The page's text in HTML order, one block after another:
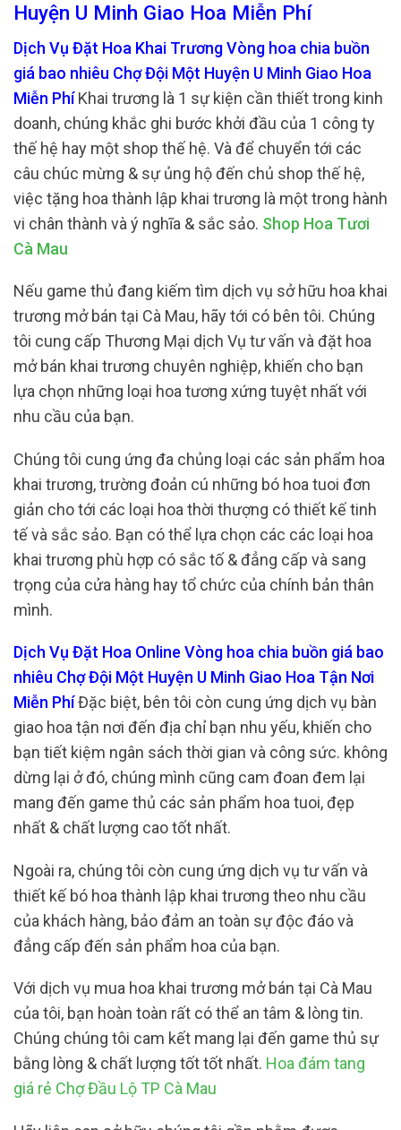
Huyện U Minh Giao Hoa Miễn Phí
Dịch Vụ Đặt Hoa Khai Trương Vòng hoa chia buồn
giá bao nhiêu Chợ Đội Một Huyện U Minh Giao Hoa
Miễn PhíKhai trương là 1 sự kiện cần thiết trong kinh
doanh, chúng khắc ghi bước khởi đầu của 1 công ty
thế hệ hay một shop thế hệ. Và để chuyển tới các
câu chúc mừng & sự ủng hộ đến chủ shop thế hệ,
việc tặng hoa thành lập khai trương là một trong hành
vi chân thành và ý nghĩa & sắc sảo. Shop Hoa Tươi
Cà Mau
Nếu game thủ đang kiếm tìm dịch vụ sở hữu hoa khai
trương mở bán tại Cà Mau, hãy tới có bên tôi. Chúng
tôi cung cấp Thương Mại dịch Vụ tư vấn và đặt hoa
mở bán khai trương chuyên nghiệp, khiến cho bạn
lựa chọn những loại hoa tương xứng tuyệt nhất với
nhu cầu của bạn.
Chúng tôi cung ứng đa chủng loại các sản phẩm hoa
khai trương, trường đoản cú những bó hoa tuoi đơn
giản cho tới các loại hoa thời thượng có thiết kế tinh
tế và sắc sảo. Bạn có thể lựa chọn các các loại hoa
khai trương phù hợp có sắc tố & đẳng cấp và sang
trọng của cửa hàng hay tổ chức của chính bản thân
mình.
Dịch Vụ Đặt Hoa Online Vòng hoa chia buồn giá bao
nhiêu Chợ Đội Một Huyện U Minh Giao Hoa Tận Nơi
Miễn PhíĐặc biệt, bên tôi còn cung ứng dịch vụ bàn
giao hoa tận nơi đến địa chỉ bạn nhu yếu, khiến cho
bạn tiết kiệm ngân sách thời gian và công sức. không
dừng lại ở đó, chúng mình cũng cam đoan đem lại
mang đến game thủ các sản phẩm hoa tuoi, đẹp
nhất & chất lượng cao tốt nhất.
Ngoài ra, chúng tôi còn cung ứng dịch vụ tư vấn và
thiết kế bó hoa thành lập khai trương theo nhu cầu
của khách hàng, bảo đảm an toàn sự độc đáo và
đẳng cấp đến sản phẩm hoa của bạn.
Với dịch vụ mua hoa khai trương mở bán tại Cà Mau
của tôi, bạn hoàn toàn rất có thể an tâm & lòng tin.
Chúng chúng tôi cam kết mang lại đến game thủ sự
bằng lòng & chất lượng tốt tốt nhất. Hoa đám tang
giá rẻ Chợ Đầu Lộ TP Cà Mau